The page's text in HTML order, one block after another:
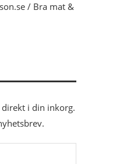
/ Bra mat &
i din inkorg.